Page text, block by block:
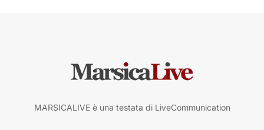
MARSICALIVE è una testata di LiveCommunication